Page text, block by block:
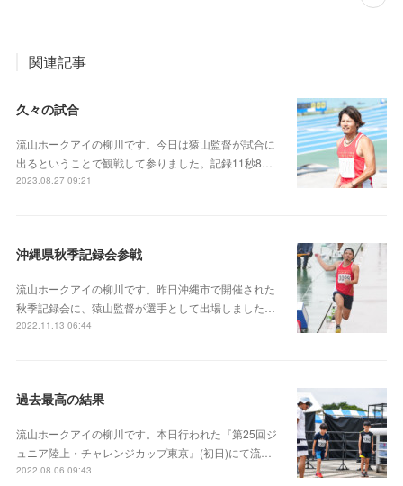
関連記事
久々の試合
流山ホークアイの柳川です。今日は猿山監督が試合に
出るということで観戦して参りました。記録11秒8…
2023.08.27 09:21
沖縄県秋季記録会参戦
流山ホークアイの柳川です。昨日沖縄市で開催された
秋季記録会に、猿山監督が選手として出場しました…
2022.11.13 06:44
過去最高の結果
流山ホークアイの柳川です。本日行われた『第25回ジ
ュニア陸上・チャレンジカップ東京』(初日)にて流…
2022.08.06 09:43